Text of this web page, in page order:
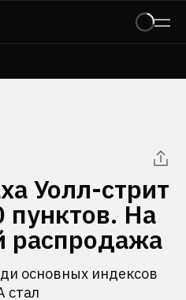
Уолл-стрит
пунктов. На
распродажа
основных индексов
стал